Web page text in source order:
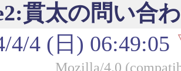
貫太の問い合
4/4 (日) 06:49:05
Mozilla/4.0